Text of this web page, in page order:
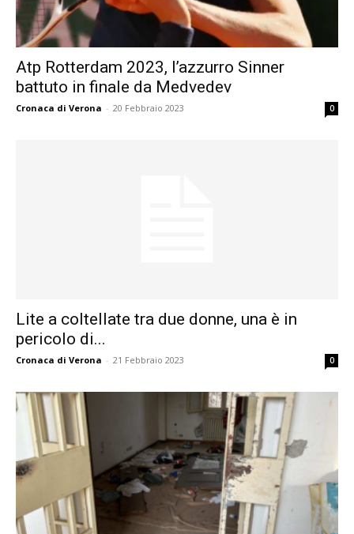
Atp Rotterdam 2023, l’azzurro Sinner
battuto in finale da Medvedev
Cronaca di Verona - 20 Febbraio 2023 0
Lite a coltellate tra due donne, una è in
pericolo di...
Cronaca di Verona - 21 Febbraio 2023 0